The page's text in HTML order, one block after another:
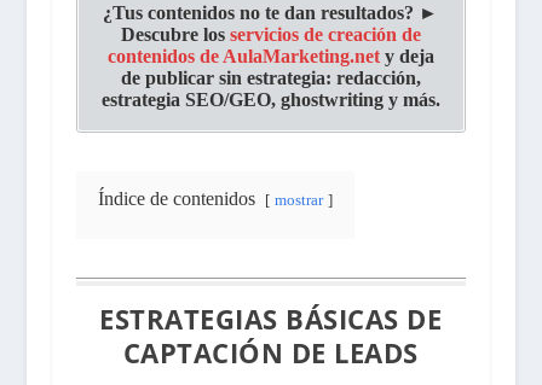
¿Tus contenidos no te dan resultados? ►
Descubre los servicios de creación de
contenidos de AulaMarketing.nety deja
de publicar sin estrategia: redacción,
estrategia SEO/GEO, ghostwriting y más.
Índice de contenidos mostrar
ESTRATEGIAS BÁSICAS DE
CAPTACIÓN DE LEADS